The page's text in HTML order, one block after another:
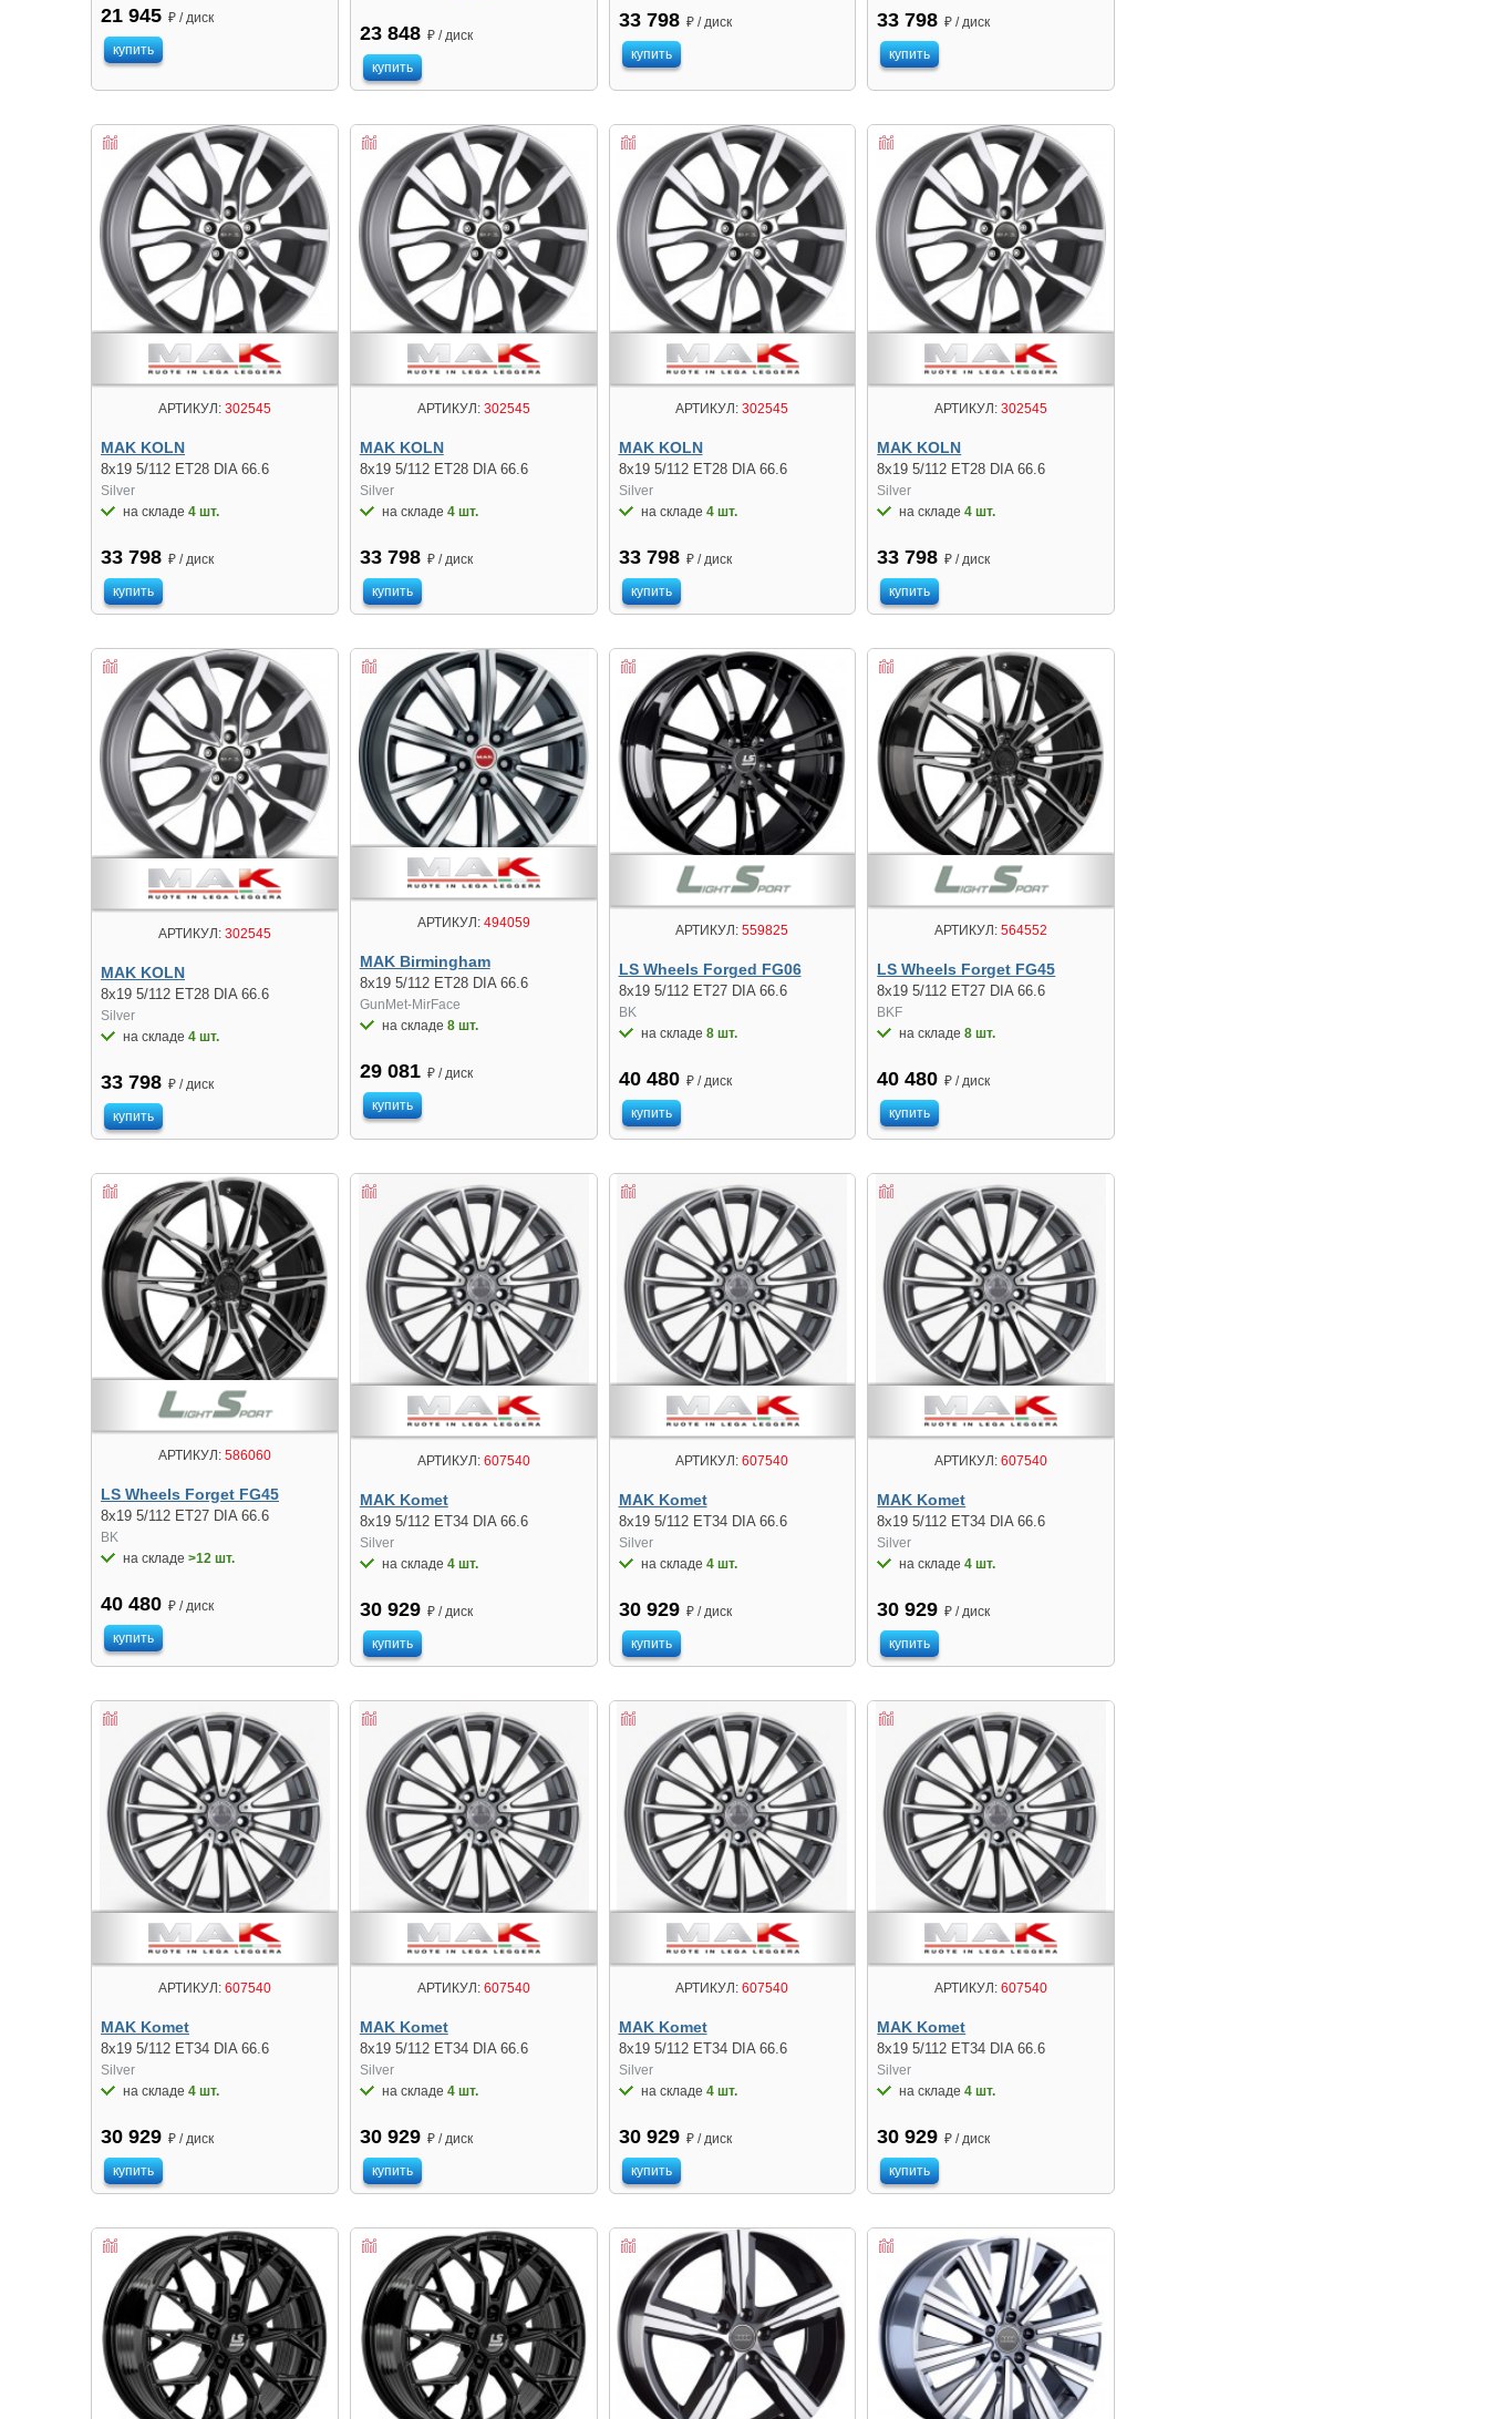
21 945 ₽ / диск
купить
23 848 ₽ / диск
купить
33 798 ₽ / диск
купить
33 798 ₽ / диск
купить
АРТИКУЛ:302545
MAK KOLN
8x19 5/112 ET28 DIA 66.6
Silver
на складе 4 шт.
33 798 ₽ / диск
купить
АРТИКУЛ:302545
MAK KOLN
8x19 5/112 ET28 DIA 66.6
Silver
на складе 4 шт.
33 798 ₽ / диск
купить
АРТИКУЛ: 302545
MAK KOLN
8x19 5/112 ET28 DIA 66.6
Silver
на складе 4 шт.
33 798 ₽ / диск
купить
АРТИКУЛ: 302545
MAK KOLN
8x19 5/112 ET28 DIA 66.6
Silver
на складе4 шт.
33 798 ₽ / диск
купить
АРТИКУЛ:302545
MAK KOLN
8x19 5/112 ET28 DIA 66.6
Silver
на складе 4 шт.
33 798 ₽ / диск
купить
АРТИКУЛ:494059
MAK Birmingham
8x19 5/112 ET28 DIA 66.6
GunMet-MirFace
на складе 8 шт.
29 081 ₽ / диск
купить
АРТИКУЛ: 559825
LS Wheels Forged FG06
8x19 5/112 ET27 DIA 66.6
BK
на складе 8 шт.
40 480 ₽ / диск
купить
АРТИКУЛ: 564552
LS Wheels Forget FG45
8x19 5/112 ET27 DIA 66.6
BKF
на складе8 шт.
40 480 ₽ / диск
купить
АРТИКУЛ:586060
LS Wheels Forget FG45
8x19 5/112 ET27 DIA 66.6
BK
на складе >12 шт.
40 480 ₽ / диск
купить
АРТИКУЛ:607540
MAK Komet
8x19 5/112 ET34 DIA 66.6
Silver
на складе 4 шт.
30 929 ₽ / диск
купить
АРТИКУЛ: 607540
MAK Komet
8x19 5/112 ET34 DIA 66.6
Silver
на складе 4 шт.
30 929 ₽ / диск
купить
АРТИКУЛ: 607540
MAK Komet
8x19 5/112 ET34 DIA 66.6
Silver
на складе4 шт.
30 929 ₽ / диск
купить
АРТИКУЛ:607540
MAK Komet
8x19 5/112 ET34 DIA 66.6
Silver
на складе 4 шт.
30 929 ₽ / диск
купить
АРТИКУЛ:607540
MAK Komet
8x19 5/112 ET34 DIA 66.6
Silver
на складе 4 шт.
30 929 ₽ / диск
купить
АРТИКУЛ: 607540
MAK Komet
8x19 5/112 ET34 DIA 66.6
Silver
на складе 4 шт.
30 929 ₽ / диск
купить
АРТИКУЛ: 607540
MAK Komet
8x19 5/112 ET34 DIA 66.6
Silver
на складе4 шт.
30 929 ₽ / диск
купить